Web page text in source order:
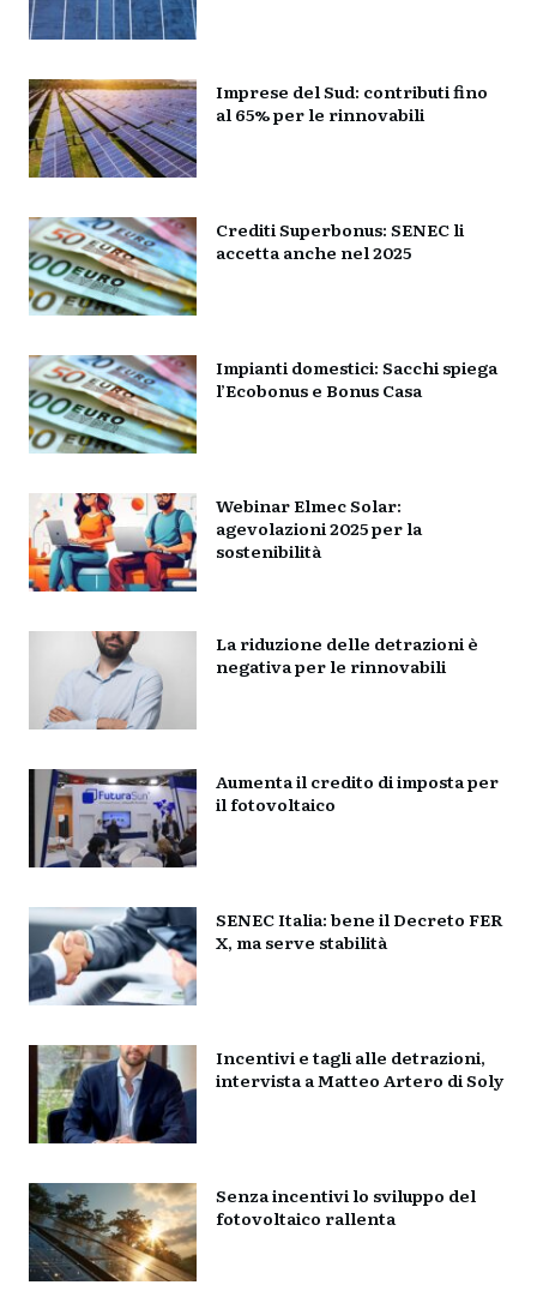
Imprese del Sud: contributi fino
al 65% per le rinnovabili
Crediti Superbonus: SENEC li
accetta anche nel 2025
Impianti domestici: Sacchi spiega
l’Ecobonus e Bonus Casa
Webinar Elmec Solar:
agevolazioni 2025 per la
sostenibilità
La riduzione delle detrazioni è
negativa per le rinnovabili
Aumenta il credito di imposta per
il fotovoltaico
SENEC Italia: bene il Decreto FER
X, ma serve stabilità
Incentivi e tagli alle detrazioni,
intervista a Matteo Artero di Soly
Senza incentivi lo sviluppo del
fotovoltaico rallenta